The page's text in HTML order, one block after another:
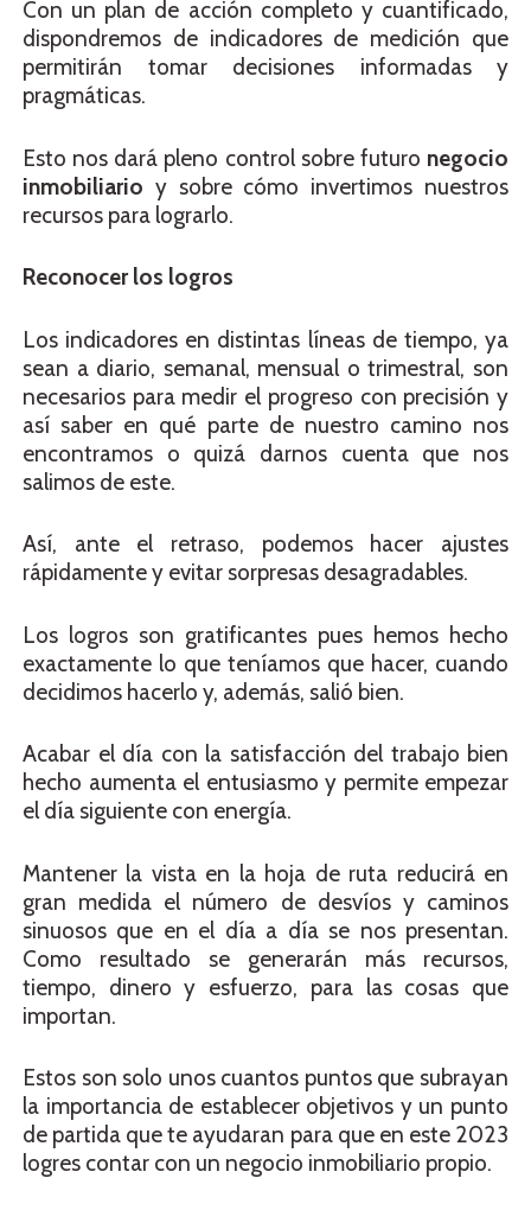
Con un plan de acción completo y cuantificado,
dispondremos de indicadores de medición que
permitirán tomar decisiones informadas y
pragmáticas.
Esto nos dará pleno control sobre futuro negocio
inmobiliario y sobre cómo invertimos nuestros
recursos para lograrlo.
Reconocer los logros
Los indicadores en distintas líneas de tiempo, ya
sean a diario, semanal, mensual o trimestral, son
necesarios para medir el progreso con precisión y
así saber en qué parte de nuestro camino nos
encontramos o quizá darnos cuenta que nos
salimos de este.
Así, ante el retraso, podemos hacer ajustes
rápidamente y evitar sorpresas desagradables.
Los logros son gratificantes pues hemos hecho
exactamente lo que teníamos que hacer, cuando
decidimos hacerlo y, además, salió bien.
Acabar el día con la satisfacción del trabajo bien
hecho aumenta el entusiasmo y permite empezar
el día siguiente con energía.
Mantener la vista en la hoja de ruta reducirá en
gran medida el número de desvíos y caminos
sinuosos que en el día a día se nos presentan.
Como resultado se generarán más recursos,
tiempo, dinero y esfuerzo, para las cosas que
importan.
Estos son solo unos cuantos puntos que subrayan
la importancia de establecer objetivos y un punto
de partida que te ayudaran para que en este 2023
logres contar con un negocio inmobiliario propio.